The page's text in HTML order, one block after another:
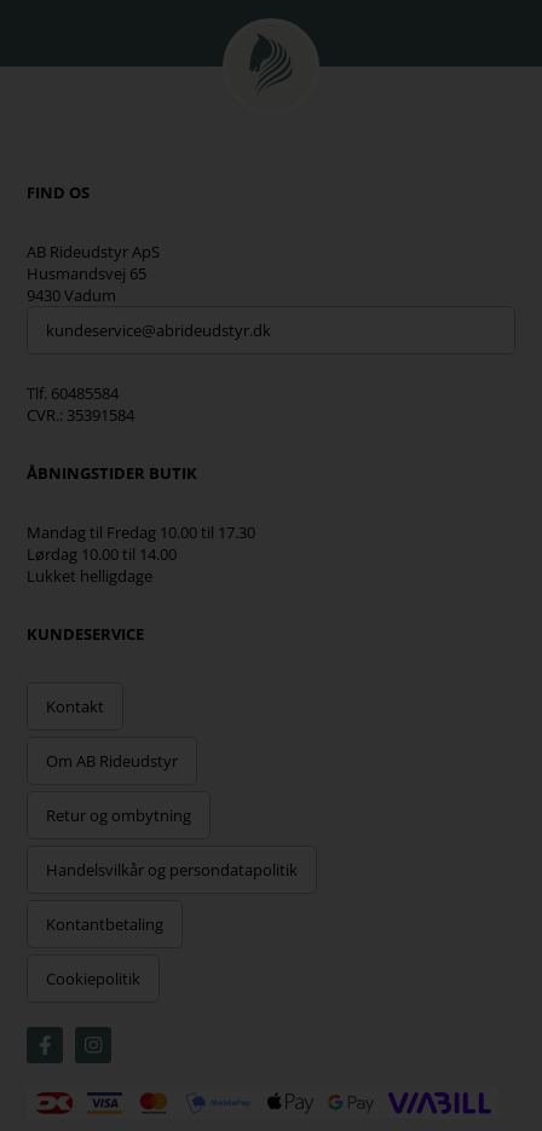
FIND OS
AB Rideudstyr ApS
Husmandsvej 65
9430 Vadum
kundeservice@abrideudstyr.dk
Tlf. 60485584
CVR.: 35391584
ÅBNINGSTIDER BUTIK
Mandag til Fredag 10.00 til 17.30
Lørdag 10.00 til 14.00
Lukket helligdage
KUNDESERVICE
Kontakt
Om AB Rideudstyr
Retur og ombytning
Handelsvilkår og persondatapolitik
Kontantbetaling
Cookiepolitik